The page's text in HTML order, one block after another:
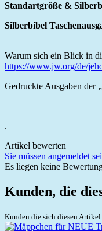
Standartgröße &
Silberbibel
Warum sich ein Blick in
https://www.jw.org/de/
Gedruckte Ausgaben der
.
Artikel bewerten
Sie müssen angemeldet
Es liegen keine
Kunden, die
Kunden die sich diesen